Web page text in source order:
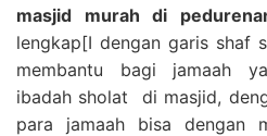
masjid murah di
lengkap[I dengan garis shaf
membantu bagi jamaah
ibadah sholat di masjid,
para jamaah bisa dengan